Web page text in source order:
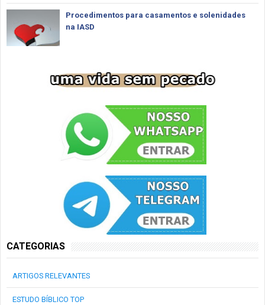
Procedimentos para casamentos e solenidades
na IASD
CATEGORIAS
ARTIGOS RELEVANTES
ESTUDO BÍBLICO TOP